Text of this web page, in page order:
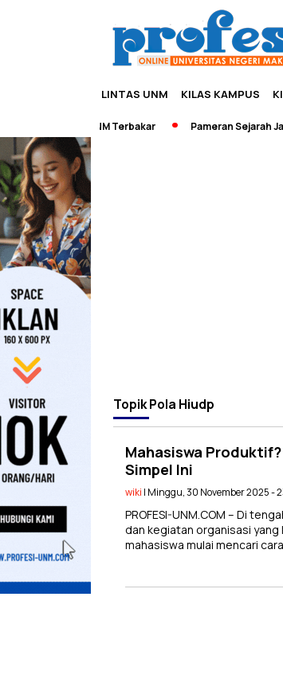
LINTAS UNM KILAS KAMPUS
UNM Terbakar Pameran Sejarah Jadi
TopikPola Hiudp
Mahasiswa
Simpel Ini
wiki | Minggu, 30 November 2025 -
PROFESI-UNM.COM – Di
dan kegiatan organisasi
mahasiswa mulai mencari